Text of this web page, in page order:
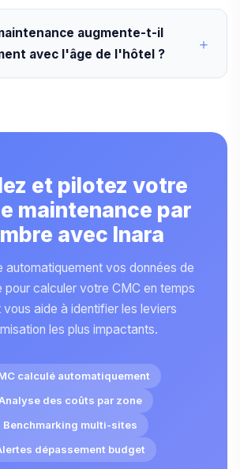
augmente-t-il
avec l'âge de l'hôtel ?
et pilotez votre
maintenance par
avec Inara
automatiquement vos données de
pour calculer votre CMC en temps
aide à identifier les leviers
les plus impactants.
calculé automatiquement
des coûts par zone
Benchmarking multi-sites
dépassement budget